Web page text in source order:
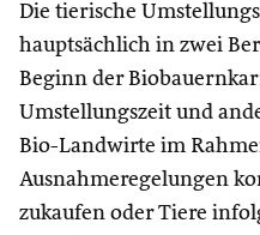
Die tierische
hauptsächlich in zwei
Beginn der
Umstellungszeit und
Bio-Landwirte im
Ausnahmeregelungen
zukaufen oder Tiere